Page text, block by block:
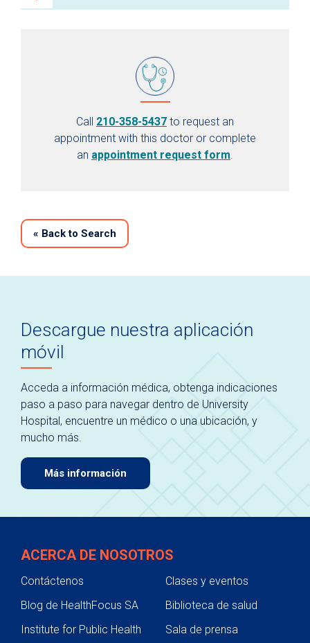
Call 210-358-5437 to request an
appointment with this doctor or complete
an appointment request form.
« Back to Search
Descargue nuestra aplicación
móvil
Acceda a información médica, obtenga indicaciones
paso a paso para navegar dentro de University
Hospital, encuentre un médico o una ubicación, y
mucho más.
Más información
ACERCA DE NOSOTROS
Contáctenos
Clases y eventos
Blog de HealthFocus SA
Biblioteca de salud
Institute for Public Health
Sala de prensa